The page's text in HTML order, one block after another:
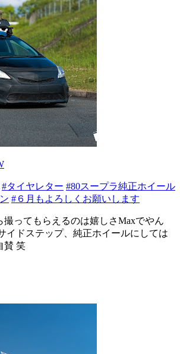
#タイヤレター #80スープラ純正ホイール
#６月もよろしくお願いします
撮ってもらえるのは嬉しさMaxでやん
イドステップ、純正ホイールにしては
賛 笑